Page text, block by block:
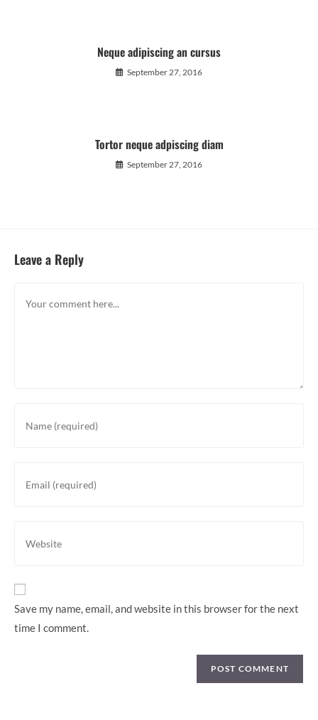
Neque adipiscing an cursus
September 27, 2016
Tortor neque adpiscing diam
September 27, 2016
Leave a Reply
your
username
your
your
URL
Save my name, email, and website in this browser for the next
time I comment.